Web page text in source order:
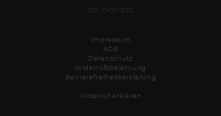
DE-ÖKO-022
Impressum
AGB
Datenschutz
Widerrufsbelehrung
Barrierefreiheitserklärung
Widerruf erklären